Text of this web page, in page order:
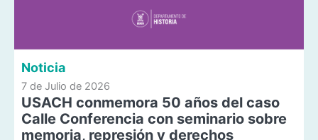
Noticia
7 de Julio de 2026
USACH conmemora 50 años del caso
Calle Conferencia con seminario sobre
memoria, represión y derechos